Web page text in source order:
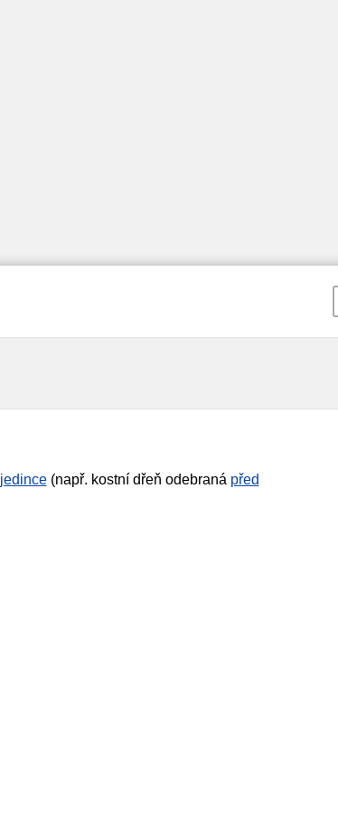
jedince(např. kostní dřeň odebraná před